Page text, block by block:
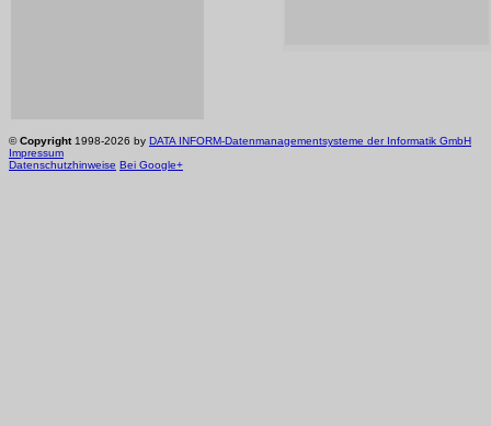
©Copyright1998-2026 by DATA INFORM-Datenmanagementsysteme der Informatik GmbH
Impressum
Datenschutzhinweise Bei Google+